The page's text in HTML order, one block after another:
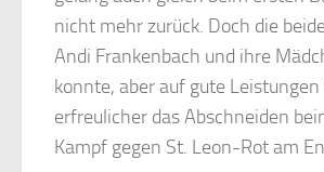
nicht mehr zurück. Doch die
Andi Frankenbach und ihre
konnte, aber auf gute
erfreulicher das Abschneiden
Kampf gegen St. Leon-Rot am